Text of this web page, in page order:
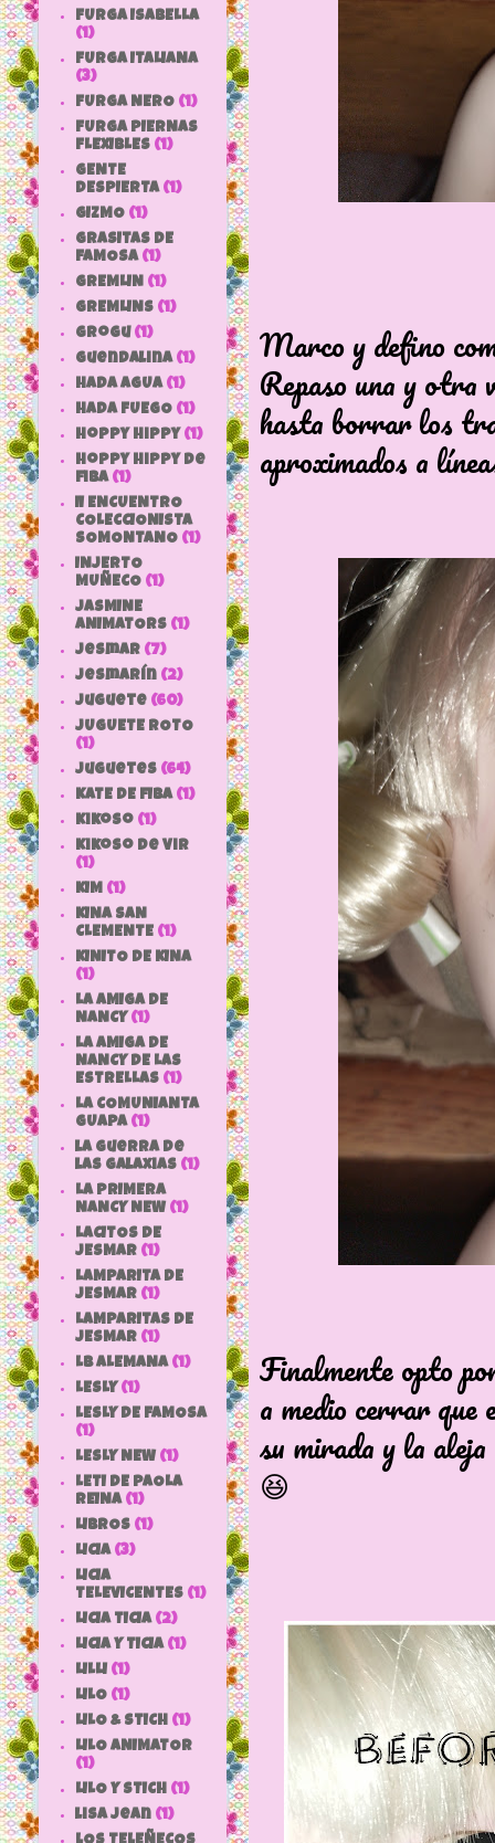
Marco y defino
Repaso una y otra
hasta borrar los
aproximados a
Finalmente opto
a medio cerrar que
su mirada y la
😆
FURGA ISABELLA
(1)
FURGA ITALIANA
(3)
FURGA NERO (1)
FURGA PIERNAS
FLEXIBLES (1)
GENTE
DESPIERTA (1)
GIZMO (1)
GRASITAS DE
FAMOSA (1)
GREMLIN (1)
GREMLINS (1)
grogu (1)
Guendalina (1)
HADA AGUA (1)
HADA FUEGO (1)
hoppy hippy (1)
hoppy hippy de
fiba (1)
II ENCUENTRO
COLECCIONISTA
SOMONTANO (1)
INJERTO
MUÑECO (1)
JASMINE
ANIMATORS (1)
jesmar (7)
jesmarín (2)
juguete (60)
JUGUETE ROTO
(1)
Juguetes (64)
KATE DE FIBA (1)
Kikoso (1)
Kikoso de Vir
(1)
KIM (1)
KINA SAN
CLEMENTE (1)
KINITO DE KINA
(1)
LA AMIGA DE
NANCY (1)
LA AMIGA DE
NANCY DE LAS
ESTRELLAS (1)
LA COMUNIANTA
GUAPA (1)
la guerra de
las galaxias (1)
LA PRIMERA
NANCY NEW (1)
LACITOS DE
JESMAR (1)
LAMPARITA DE
JESMAR (1)
LAMPARITAS DE
JESMAR (1)
LB ALEMANA (1)
LESLY (1)
LESLY DE FAMOSA
(1)
LESLY NEW (1)
LETI DE PAOLA
REINA (1)
LIBROS (1)
LICIA (3)
LICIA
TELEVICENTES (1)
LICIA TICIA (2)
LICIA Y TICIA (1)
LILLI (1)
LILO (1)
LILO & STICH (1)
LILO ANIMATOR
(1)
LILO Y STICH (1)
lisa jean (1)